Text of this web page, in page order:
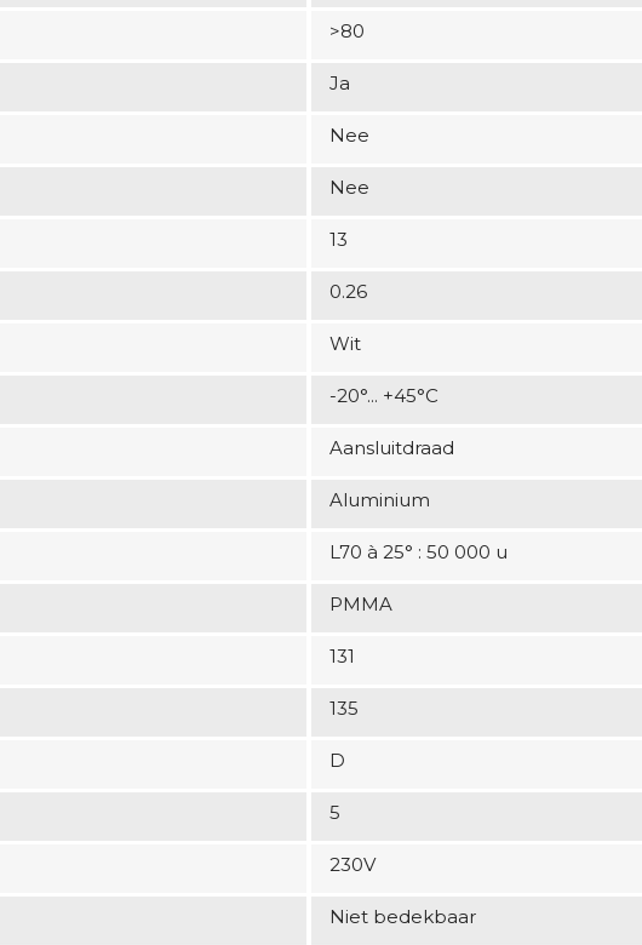
>80
Ja
Nee
Nee
13
0.26
Wit
-20°... +45°C
Aansluitdraad
Aluminium
L70 à 25° : 50 000 u
PMMA
131
135
D
5
230V
Niet bedekbaar